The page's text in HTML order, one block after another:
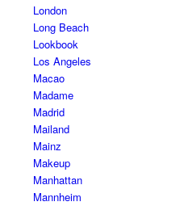
London
Long Beach
Lookbook
Los Angeles
Macao
Madame
Madrid
Mailand
Mainz
Makeup
Manhattan
Mannheim